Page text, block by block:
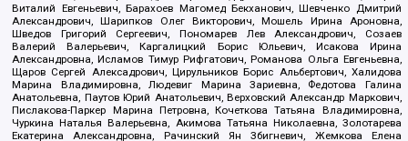
Виталий Евгеньевич, Барахоев Магомед Бекханович, Шевченко Дмитрий
Александрович, Шарипков Олег Викторович, Мошель Ирина Ароновна,
Шведов Григорий Сергеевич, Пономарев Лев Александрович, Созаев
Валерий Валерьевич, Каргалицкий Борис Юльевич, Исакова Ирина
Александровна, Исламов Тимур Рифгатович, Романова Ольга Евгеньевна,
Щаров Сергей Алексадрович, Цирульников Борис Альбертович, Халидова
Марина Владимировна, Людевиг Марина Зариевна, Федотова Галина
Анатольевна, Паутов Юрий Анатольевич, Верховский Александр Маркович,
Пислакова-Паркер Марина Петровна, Кочеткова Татьяна Владимировна,
Чуркина Наталья Валерьевна, Акимова Татьяна Николаевна, Золотарева
Екатерина Александровна, Рачинский Ян Збигневич, Жемкова Елена